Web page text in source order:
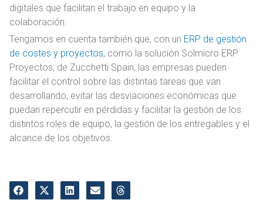
digitales que facilitan el trabajo en equipo y la
colaboración.
Tengamos en cuenta también que, con un ERP de gestión
de costes y proyectos, como la solución Solmicro ERP
Proyectos, de Zucchetti Spain, las empresas pueden
facilitar el control sobre las distintas tareas que van
desarrollando, evitar las desviaciones económicas que
puedan repercutir en pérdidas y facilitar la gestión de los
distintos roles de equipo, la gestión de los entregables y el
alcance de los objetivos.